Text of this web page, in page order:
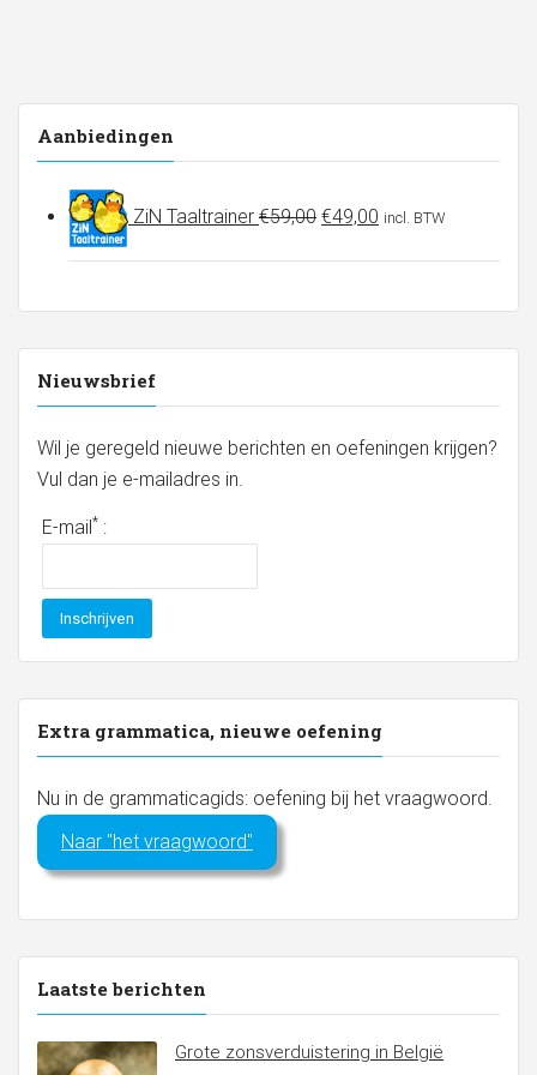
Aanbiedingen
ZiN Taaltrainer €59,00
prijs
was:
€49,00
prijs
is:
incl. BTW
Nieuwsbrief
Wil je geregeld nieuwe berichten en oefeningen krijgen?
Vul dan je e-mailadres in.
E-mail* :
Extra grammatica, nieuwe oefening
Nu in de grammaticagids: oefening bij het vraagwoord.
Naar "het vraagwoord"
Laatste berichten
Grote zonsverduistering in België